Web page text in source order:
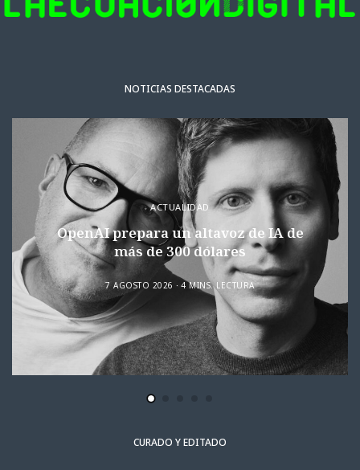
NOTICIAS DESTACADAS
ACTUALIDAD
OpenAI prepara un altavoz de IA de
más de 300 dólares
7 AGOSTO 2026 4 MINS. LECTURA
CURADO Y EDITADO